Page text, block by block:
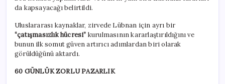
da kapsayacağı belirtildi.
Uluslararası kaynaklar, zirvede Lübnan için ayrı bir
“çatışmasızlık hücresi” kurulmasının kararlaştırıldığını ve
bunun ilk somut güven artırıcı adımlardan biri olarak
görüldüğünü aktardı.
60 GÜNLÜK ZORLU PAZARLIK